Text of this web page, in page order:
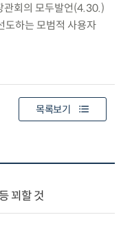
관회의 모두발언(4.30.)
도하는 모범적 사용자
목록보기
꾀할 것